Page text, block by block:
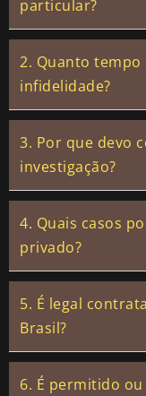
particular?
2. Quanto tempo
infidelidade?
3. Por que devo
investigação?
4. Quais casos
privado?
5. É legal
Brasil?
6. É permitido